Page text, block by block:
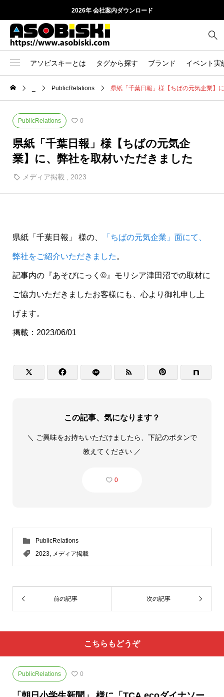
2026年 会社案内ダウンロード
アソビスキーとは タグから探す ブランド イベント実
2026
うんフェス 1
おしごとたいけん
アート・工作 19
サイエンス
動物
季節イベント
どんな会社？
事業内容
会社概要
ASOBISKI History
PublicRelations 県紙「千葉日報」様【ちばの元気企業】
PublicRelations 0
県紙「千葉日報」様【ちばの元気企
業】に、弊社を取材いただきました
メディア掲載 , 2023
県紙「千葉日報」 様の、 「ちばの元気企業」面にて、
弊社をご紹介いただきました。
記事内の『あそびにっく©︎』モリシア津田沼での取材に
ご協力いただきましたお客様にも、心より御礼申し上
げます。​
​掲載：​2023/06/01
   
この記事、気になります？
＼ ご興味をお持ちいただけましたら、下記のボタンで
教えてください ／
0
PublicRelations
2023, メディア掲載
前の記事 次の記事
こちらもどうぞ
PublicRelations 0